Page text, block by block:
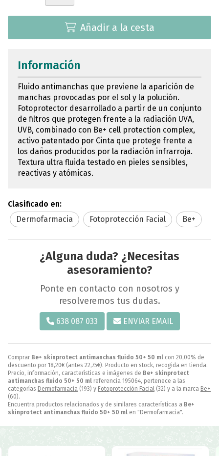
Añadir a la cesta
Comprar Be+ skinprotect antimanchas fluido 50+ 50 ml con 20,00% de
descuento por 18,20€ (antes 22,75€). Producto en stock, recogida en tienda.
Precio, información, características e imágenes de Be+ skinprotect
antimanchas fluido 50+ 50 ml referencia 195064, pertenece a las
categorías Dermofarmacia (193) y Fotoprotección Facial (32) y a la marca Be+
(60).
Encuentra productos relacionados y de similares características a Be+
skinprotect antimanchas fluido 50+ 50 ml en "Dermofarmacia".
Información
Fluido antimanchas que previene la aparición de
manchas provocadas por el sol y la polución.
Fotoprotector desarrollado a partir de un conjunto
de filtros que protegen frente a la radiación UVA,
UVB, combinado con Be+ cell protection complex,
activo patentado por Cinta que protege frente a
los daños producidos por la radiación infrarroja.
Textura ultra fluida testado en pieles sensibles,
reactivas y atómicas.
Clasificado en:
Dermofarmacia
Fotoprotección Facial Be+
¿Alguna duda? ¿Necesitas
asesoramiento?
Ponte en contacto con nosotros y
resolveremos tus dudas.
638 087 033 ENVIAR EMAIL